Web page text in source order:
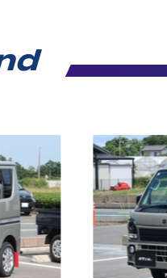
強化ショックアブソーバー
サスペンションパーツ・その他